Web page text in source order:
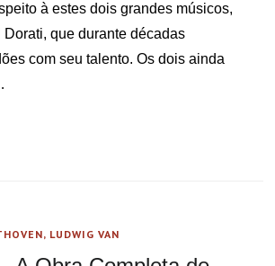
à estes dois grandes músicos,
Dorati, que durante décadas
com seu talento. Os dois ainda
LUDWIG VAN